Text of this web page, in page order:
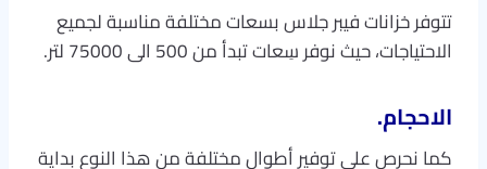
تتوفر خزانات فيبر جلاس بسعات مختلفة مناسبة لجميع
الاحتياجات، حيث نوفر سِعات تبدأ من 500 الى 75000 لتر.
الاحجام.
كما نحرص على توفير أطوال مختلفة من هذا النوع بداية